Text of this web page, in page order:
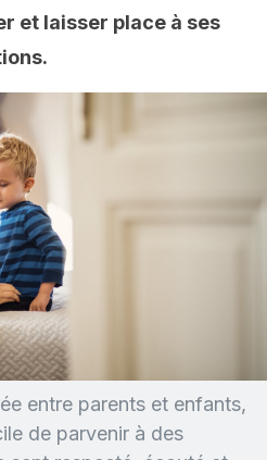
et laisser place à ses
entre parents et enfants,
de parvenir à des